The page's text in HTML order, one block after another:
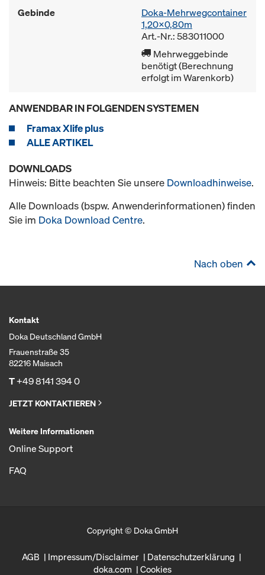
Gebinde
Doka-Mehrwegcontainer
1,20x0,80m
Art.-Nr.: 583011000
Mehrweggebinde
benötigt (Berechnung
erfolgt im Warenkorb)
ANWENDBAR IN FOLGENDEN SYSTEMEN
Framax Xlife plus
ALLE ARTIKEL
DOWNLOADS
Hinweis: Bitte beachten Sie unsere Downloadhinweise.
Alle Downloads (bspw. Anwenderinformationen) finden
Sie im Doka Download Centre.
Nach oben
Kontakt
Doka Deutschland GmbH
Frauenstraße 35
82216 Maisach
T+49 8141 394 0
JETZT KONTAKTIEREN
Weitere Informationen
Online Support
FAQ
Copyright © Doka GmbH
AGB Impressum/Disclaimer
Datenschutzerklärung
doka.com
Cookies